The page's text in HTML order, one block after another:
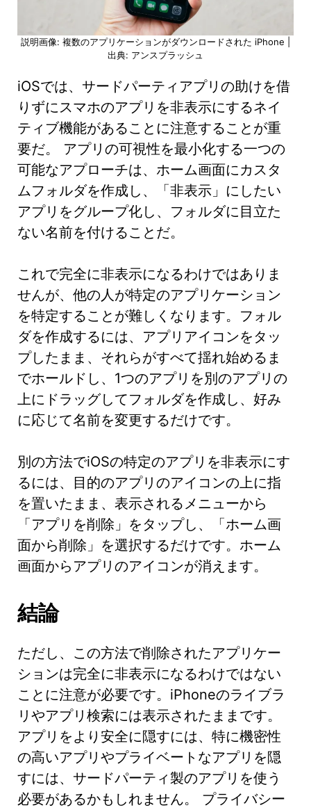
説明画像: 複数のアプリケーションがダウンロードされた iPhone |
出典: アンスプラッシュ
iOSでは、サードパーティアプリの助けを借
りずにスマホのアプリを非表示にするネイ
ティブ機能があることに注意することが重
要だ。 アプリの可視性を最小化する一つの
可能なアプローチは、ホーム画面にカスタ
ムフォルダを作成し、「非表示」にしたい
アプリをグループ化し、フォルダに目立た
ない名前を付けることだ。
これで完全に非表示になるわけではありま
せんが、他の人が特定のアプリケーション
を特定することが難しくなります。フォル
ダを作成するには、アプリアイコンをタッ
プしたまま、それらがすべて揺れ始めるま
でホールドし、1つのアプリを別のアプリの
上にドラッグしてフォルダを作成し、好み
に応じて名前を変更するだけです。
別の方法でiOSの特定のアプリを非表示にす
るには、目的のアプリのアイコンの上に指
を置いたまま、表示されるメニューから
「アプリを削除」をタップし、「ホーム画
面から削除」を選択するだけです。ホーム
画面からアプリのアイコンが消えます。
結論
ただし、この方法で削除されたアプリケー
ションは完全に非表示になるわけではない
ことに注意が必要です。iPhoneのライブラ
リやアプリ検索には表示されたままです。
アプリをより安全に隠すには、特に機密性
の高いアプリやプライベートなアプリを隠
すには、サードパーティ製のアプリを使う
必要があるかもしれません。 プライバシー